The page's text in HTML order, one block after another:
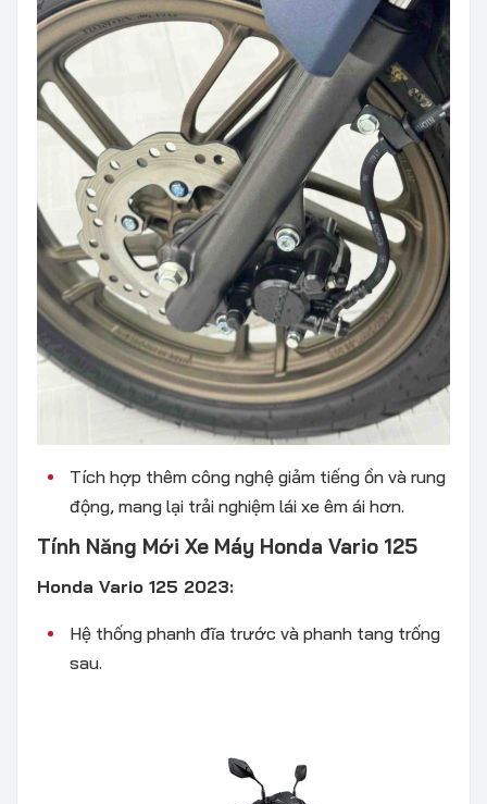
Tích hợp thêm công nghệ giảm tiếng ồn và rung
động, mang lại trải nghiệm lái xe êm ái hơn.
Tính Năng Mới Xe Máy Honda Vario 125
Honda Vario 125 2023:
Hệ thống phanh đĩa trước và phanh tang trống
sau.